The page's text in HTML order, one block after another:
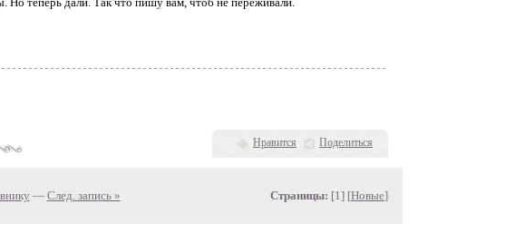
Нравится Поделиться
— След. запись » Страницы: [1] [Новые]